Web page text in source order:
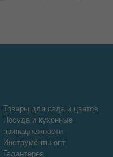
Товары для сада и цветов
Посуда и кухонные
принадлежности
Инструменты опт
Галантерея